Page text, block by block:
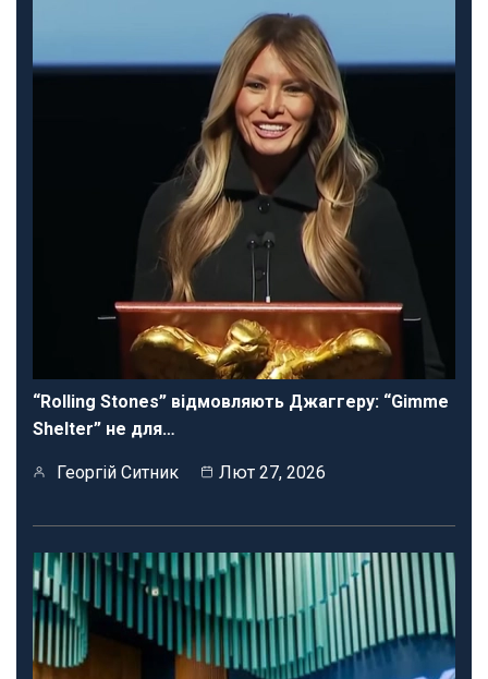
“Rolling Stones” відмовляють Джаггеру: “Gimme
Shelter” не для…
Георгій Ситник Лют 27, 2026